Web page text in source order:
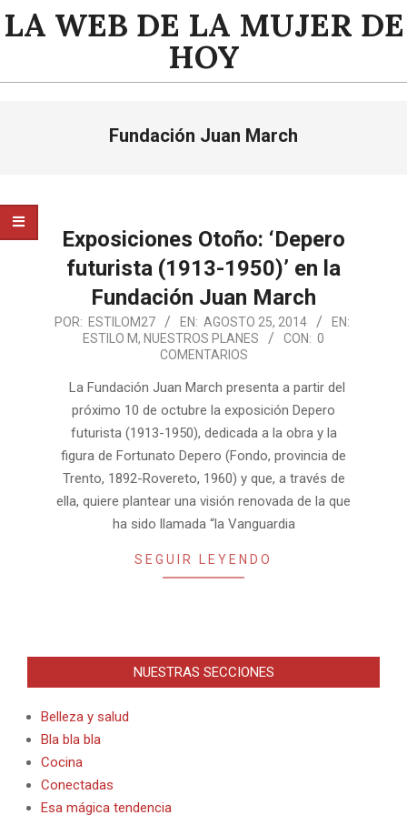
Saltar
alLA WEB DE LA MUJER DE
HOY
Fundación Juan March
Exposiciones Otoño: ‘Depero
futurista (1913-1950)’ en la
Fundación Juan March
2014-
POR: ESTILOM27 EN: AGOSTO 25, 2014
EN:
ESTILO M, NUESTROS PLANES CON: 0
COMENTARIOS
La Fundación Juan March presenta a partir del
próximo 10 de octubre la exposición Depero
futurista (1913-1950), dedicada a la obra y la
figura de Fortunato Depero (Fondo, provincia de
Trento, 1892-Rovereto, 1960) y que, a través de
ella, quiere plantear una visión renovada de la que
ha sido llamada “la Vanguardia
SEGUIR LEYENDO
NUESTRAS SECCIONES
Belleza y salud
Bla bla bla
Cocina
Conectadas
Esa mágica tendencia